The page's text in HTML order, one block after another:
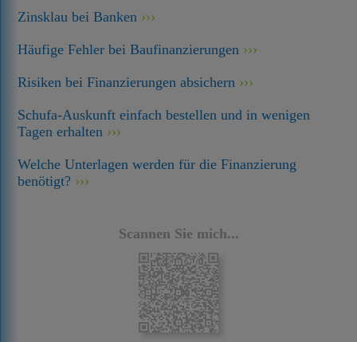
Zinsklau bei Banken
Häufige Fehler bei Baufinanzierungen
Risiken bei Finanzierungen absichern
Schufa-Auskunft einfach bestellen und in wenigen
Tagen erhalten
Welche Unterlagen werden für die Finanzierung
benötigt?
Scannen Sie mich...